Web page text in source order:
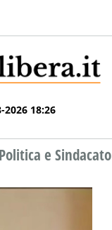
2026 18:26
Politica e Sindacato